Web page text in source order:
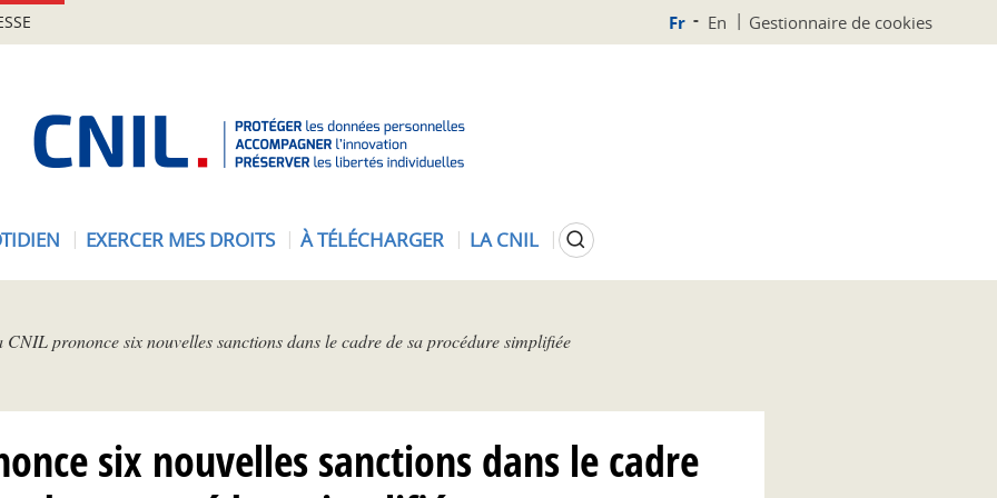
Fr En Gestionnaire de cookies
N
EXERCER MES DROITS À TÉLÉCHARGER LA CNIL Rechercher
CNIL prononce six nouvelles sanctions dans le cadre de sa procédure simplifiée
six nouvelles sanctions dans le cadre